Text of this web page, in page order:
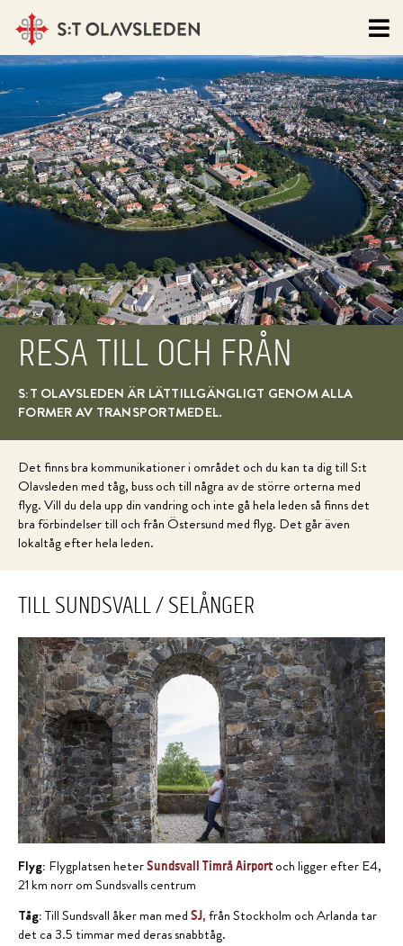
RESA TILL OCH FRÅN
S:T OLAVSLEDEN ÄR LÄTTILLGÄNGLIGT GENOM ALLA
FORMER AV TRANSPORTMEDEL.
Det finns bra kommunikationer i området och du kan ta dig till S:t
Olavsleden med tåg, buss och till några av de större orterna med
flyg. Vill du dela upp din vandring och inte gå hela leden så finns det
bra förbindelser till och från Östersund med flyg. Det går även
lokaltåg efter hela leden.
TILL SUNDSVALL / SELÅNGER
Flyg: Flygplatsen heter Sundsvall Timrå Airport och ligger efter E4,
21 km norr om Sundsvalls centrum
Tåg:Till Sundsvall åker man med SJ, från Stockholm och Arlanda tar
det ca 3.5 timmar med deras snabbtåg.